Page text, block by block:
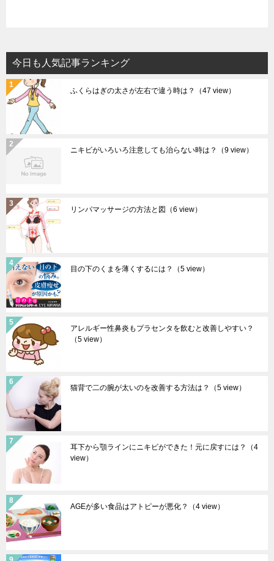
今日も人気記事ランキング
ふくらはぎの太さが左右で違う時は？ （47 view）
ニキビがいろいろ注意しても治らない時は？ （9 view）
リンパマッサージの方法と図 （6 view）
目の下のくまを薄くするには？ （5 view）
アレルギー性鼻炎もプラセンタを飲むと改善しやすい？
（5 view）
猫背で二の腕が太いのを改善する方法は？ （5 view）
耳下から顎ラインにニキビができた！元に戻すには？
（4
view）
AGEが多い食品はアトピーが悪化？ （4 view）